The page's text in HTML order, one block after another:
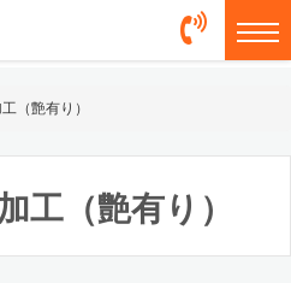
（艶有り）
工（艶有り）